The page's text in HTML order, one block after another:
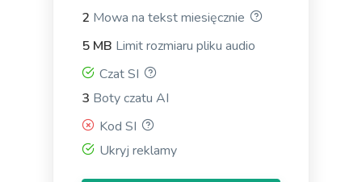
Bullet Point Answers
Precise and informative bullet points that provide
questions.
2 Mowa na tekst miesięcznie
5 MB Limit rozmiaru pliku audio
Czat SI
3 Boty czatu AI
Kod SI
Ukryj reklamy